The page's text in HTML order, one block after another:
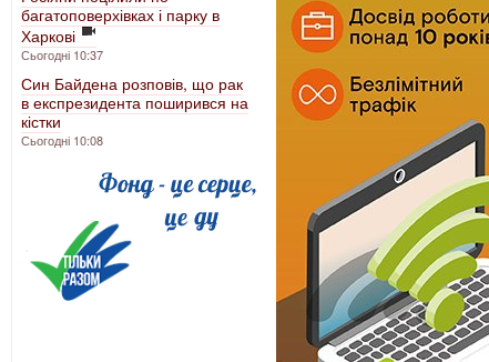
багатоповерхівках і парку в
Харкові
Сьогодні 10:37
Син Байдена розповів, що рак
в експрезидента поширився на
кістки
Сьогодні 10:08